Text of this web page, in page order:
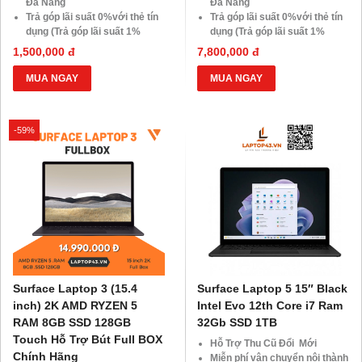
Trả góp lãi suất 0%với thẻ tín
dụng (Trả góp lãi suất 1%
HDsaison - chỉ cần CMND
BLX hoặc hộ khẩu gốc )
Giảm 20%khi nâng cấp Ram-
SSD
khách hàng ở xa, HSSV . Săn
10.000 Voucher Giảm
Giá 500.000đ
1,500,000 đ
MUA NGAY
Trả góp lãi suất 0%với thẻ tín
dụng (Trả góp lãi suất 1%
HDsaison - chỉ cần CMND
BLX hoặc hộ khẩu gốc )
Giảm 20%khi nâng cấp Ram-
SSD
10.000 Voucher Giảm
Giá 500.000đ
7,800,000 đ
MUA NGAY
-59%
Surface Laptop 3 (15.4
inch) 2K AMD RYZEN 5
RAM 8GB SSD 128GB
Touch Hỗ Trợ Bút Full BOX
Chính Hãng
Surface Laptop 5 15″ Black
Intel Evo 12th Core i7 Ram
32Gb SSD 1TB
Hỗ Trợ Thu Cũ Đổi Mới
Miễn phí vận chuyển nội thành